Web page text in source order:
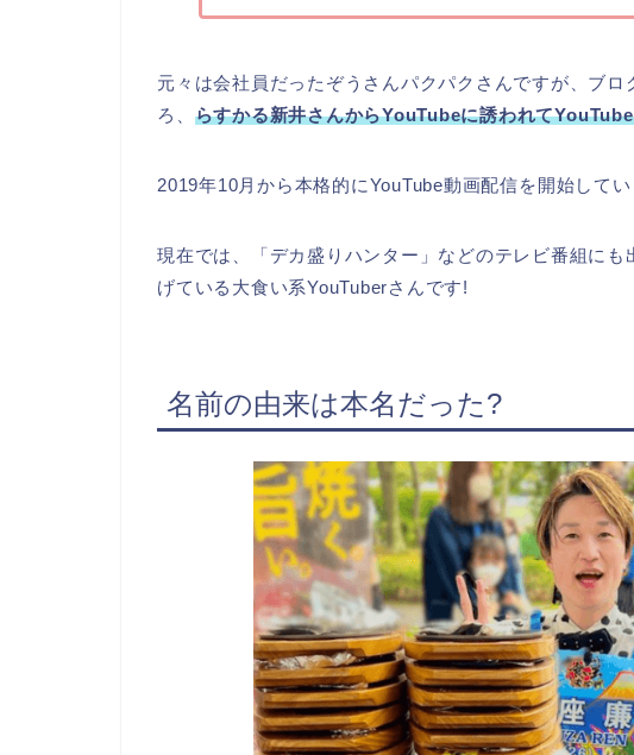
元々は会社員だったぞうさんパクパクさんですが、ブ
ろ、 らすかる新井さんからYouTubeに誘われて
2019年10月から本格的にYouTube動画配信を開始してい
現在では、「デカ盛りハンター」などのテレビ番組に
げている大食い系YouTuberさんです!
名前の由来は本名だった?